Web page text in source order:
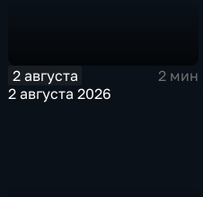
2 августа
2 мин
2 августа 2026